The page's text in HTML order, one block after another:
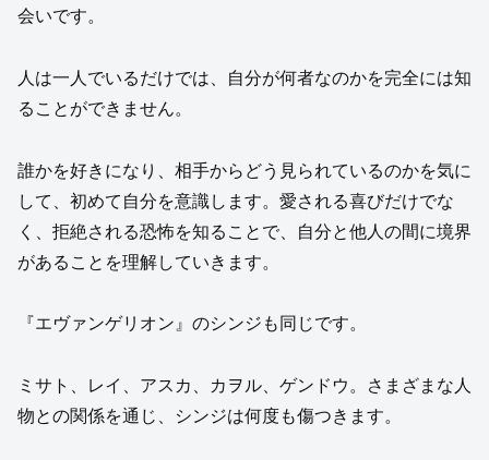
会いです。
人は一人でいるだけでは、自分が何者なのかを完全には知
ることができません。
誰かを好きになり、相手からどう見られているのかを気に
して、初めて自分を意識します。愛される喜びだけでな
く、拒絶される恐怖を知ることで、自分と他人の間に境界
があることを理解していきます。
『エヴァンゲリオン』のシンジも同じです。
ミサト、レイ、アスカ、カヲル、ゲンドウ。さまざまな人
物との関係を通じ、シンジは何度も傷つきます。